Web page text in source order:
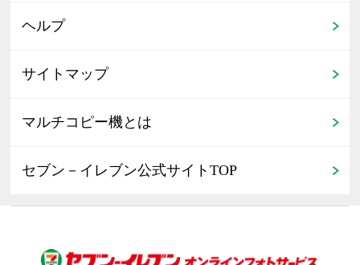
ヘルプ
サイトマップ
マルチコピー機とは
セブン－イレブン公式サイトTOP